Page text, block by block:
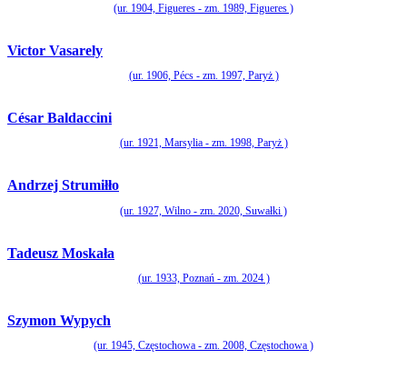
(ur. 1904, Figueres - zm. 1989, Figueres )
Victor Vasarely
(ur. 1906, Pécs - zm. 1997, Paryż )
César Baldaccini
(ur. 1921, Marsylia - zm. 1998, Paryż )
Andrzej Strumiłło
(ur. 1927, Wilno - zm. 2020, Suwałki )
Tadeusz Moskała
(ur. 1933, Poznań - zm. 2024 )
Szymon Wypych
(ur. 1945, Częstochowa - zm. 2008, Częstochowa )